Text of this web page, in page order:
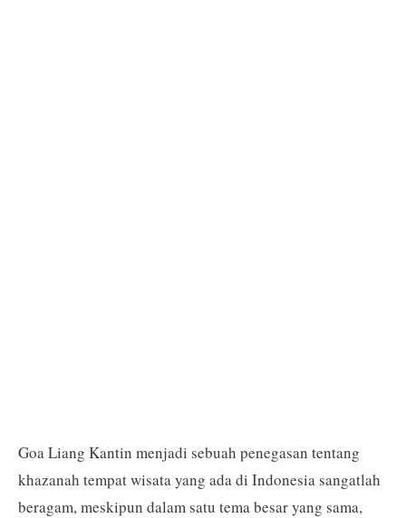
Goa Liang Kantin menjadi sebuah penegasan tentang
khazanah tempat wisata yang ada di Indonesia sangatlah
beragam, meskipun dalam satu tema besar yang sama,